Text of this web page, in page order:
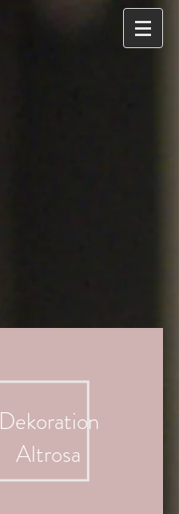
Dekoration
Altrosa